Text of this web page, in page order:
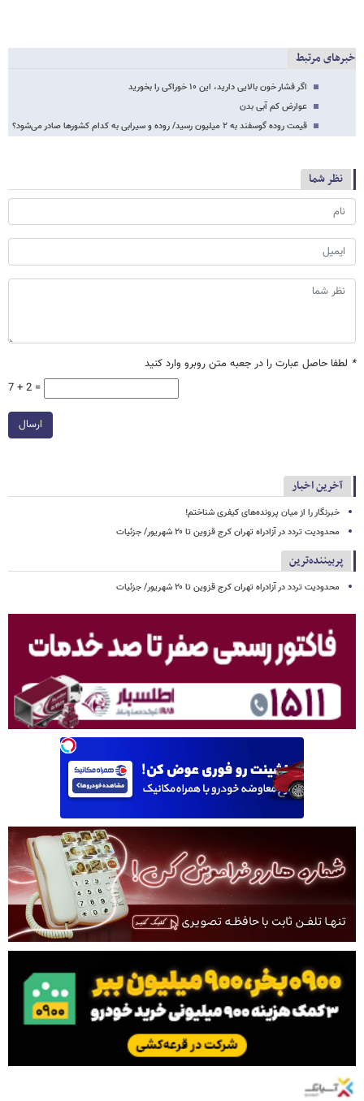
خبرهای مرتبط
اگر فشار خون بالایی دارید، این ۱۰ خوراکی را بخورید
عوارض کم آبی بدن
قیمت روده گوسفند به ۲ میلیون رسید/ روده و سیرابی به کدام کشورها صادر می‌شود؟
نظر شما
* لطفا حاصل عبارت را در جعبه متن روبرو وارد کنید
7 + 2 =
ارسال
آخرین اخبار
خبرنگار را از میان پرونده‌های کیفری شناختم!
محدودیت تردد در آزادراه تهران کرج قزوین تا ۲۰ شهریور/ جزئیات
پربیننده‌ترین
محدودیت تردد در آزادراه تهران کرج قزوین تا ۲۰ شهریور/ جزئیات